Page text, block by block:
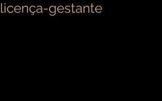
licença-gestante